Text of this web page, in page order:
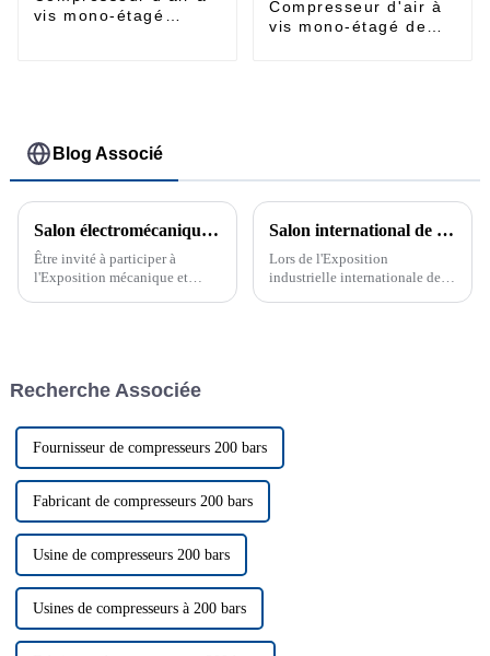
vis mono-étagé
Compresseur d'air à
vis mono-étagé de
Blog Associé
Salon électromécanique Asie-Europe 2019 du Xinjiang
Être invité à participer à
l'Exposition mécanique et
Salon international de l'industrie de Chine en 2023
Lors de l'Exposition
industrielle internationale de
Recherche Associée
Fournisseur de compresseurs 200 bars
Fabricant de compresseurs 200 bars
Usine de compresseurs 200 bars
Usines de compresseurs à 200 bars